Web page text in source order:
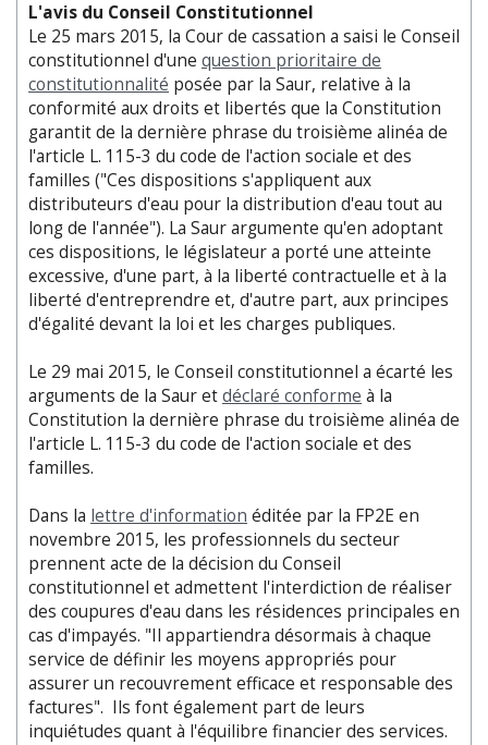
L'avis du Conseil Constitutionnel
Le 25 mars 2015, la Cour de cassation a saisi le Conseil
constitutionnel d'une question prioritaire de
constitutionnalité posée par la Saur, relative à la
conformité aux droits et libertés que la Constitution
garantit de la dernière phrase du troisième alinéa de
l'article L. 115-3 du code de l'action sociale et des
familles ("Ces dispositions s'appliquent aux
distributeurs d'eau pour la distribution d'eau tout au
long de l'année"). La Saur argumente qu'en adoptant
ces dispositions, le législateur a porté une atteinte
excessive, d'une part, à la liberté contractuelle et à la
liberté d'entreprendre et, d'autre part, aux principes
d'égalité devant la loi et les charges publiques.
Le 29 mai 2015, le Conseil constitutionnel a écarté les
arguments de la Saur etdéclaré conforme à la
Constitution la dernière phrase du troisième alinéa de
l'article L. 115-3 du code de l'action sociale et des
familles.
Dans la lettre d'information éditée par la FP2E en
novembre 2015, les professionnels du secteur
prennent acte de la décision du Conseil
constitutionnel et admettent l'interdiction de réaliser
des coupures d'eau dans les résidences principales en
cas d'impayés. "Il appartiendra désormais à chaque
service de définir les moyens appropriés pour
assurer un recouvrement efficace et responsable des
factures". Ils font également part de leurs
inquiétudes quant à l'équilibre financier des services.